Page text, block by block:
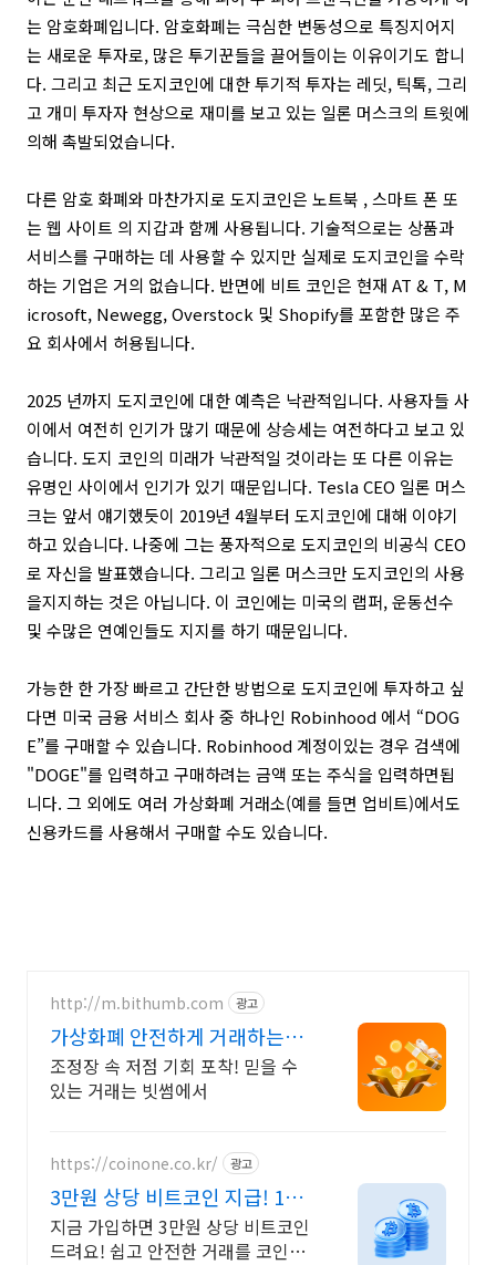
는 암호화폐입니다. 암호화폐는 극심한 변동성으로 특징지어지
는 새로운 투자로, 많은 투기꾼들을 끌어들이는 이유이기도 합니
다. 그리고 최근 도지코인에 대한 투기적 투자는 레딧, 틱톡, 그리
고 개미 투자자 현상으로 재미를 보고 있는 일론 머스크의 트윗에
의해 촉발되었습니다.
다른 암호 화폐와 마찬가지로 도지코인은 노트북 , 스마트 폰 또
는 웹 사이트 의 지갑과 함께 사용됩니다. 기술적으로는 상품과
서비스를 구매하는 데 사용할 수 있지만 실제로 도지코인을 수락
하는 기업은 거의 없습니다. 반면에 비트 코인은 현재 AT & T, M
icrosoft, Newegg, Overstock 및 Shopify를 포함한 많은 주
요 회사에서 허용됩니다.
2025 년까지 도지코인에 대한 예측은 낙관적입니다. 사용자들 사
이에서 여전히 인기가 많기 때문에 상승세는 여전하다고 보고 있
습니다. 도지 코인의 미래가 낙관적일 것이라는 또 다른 이유는
유명인 사이에서 인기가 있기 때문입니다. Tesla CEO 일론 머스
크는 앞서 얘기했듯이 2019년 4월부터 도지코인에 대해 이야기
하고 있습니다. 나중에 그는 풍자적으로 도지코인의 비공식 CEO
로 자신을 발표했습니다. 그리고 일론 머스크만 도지코인의 사용
을지지하는 것은 아닙니다. 이 코인에는 미국의 랩퍼, 운동선수
및 수많은 연예인들도 지지를 하기 때문입니다.
가능한 한 가장 빠르고 간단한 방법으로 도지코인에 투자하고 싶
다면 미국 금융 서비스 회사 중 하나인 Robinhood 에서 “DOG
E”를 구매할 수 있습니다. Robinhood 계정이있는 경우 검색에
"DOGE"를 입력하고 구매하려는 금액 또는 주식을 입력하면됩
니다. 그 외에도 여러 가상화폐 거래소(예를 들면 업비트)에서도
신용카드를 사용해서 구매할 수도 있습니다.
http://m.bithumb.com 광고
가상화폐 안전하게 거래하는법
신규 가입 시 5만원 혜택
조정장 속 저점 기회 포착! 믿을 수
있는 거래는 빗썸에서
https://coinone.co.kr/ 광고
3만원 상당 비트코인 지급! 12
년 무사고 거래소
지금 가입하면 3만원 상당 비트코인
드려요! 쉽고 안전한 거래를 코인원